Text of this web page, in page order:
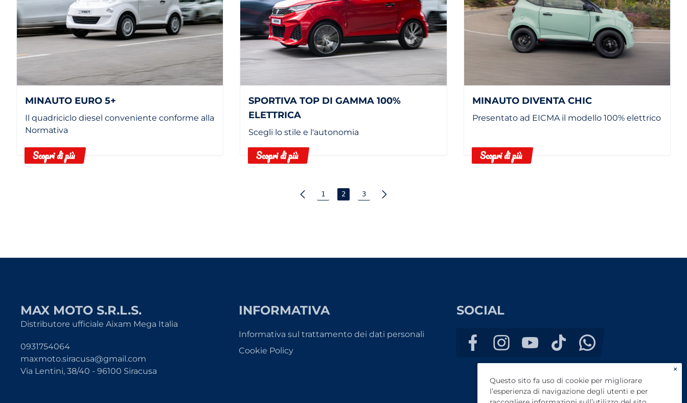
MINAUTO EURO 5+
Il quadriciclo diesel conveniente conforme alla
Normativa
Scopri di più
SPORTIVA TOP DI GAMMA 100%
ELETTRICA
Scegli lo stile e l'autonomia
Scopri di più
MINAUTO DIVENTA CHIC
Presentato ad EICMA il modello 100% elettrico
Scopri di più
1 2 3
MAX MOTO S.R.L.S.
Distributore ufficiale Aixam Mega Italia
0931754064
maxmoto.siracusa@gmail.com
Via Lentini, 38/40 - 96100 Siracusa
INFORMATIVA
Informativa sul trattamento dei dati personali
Cookie Policy
SOCIAL
×
Questo sito fa uso di cookie per migliorare
l’esperienza di navigazione degli utenti e per